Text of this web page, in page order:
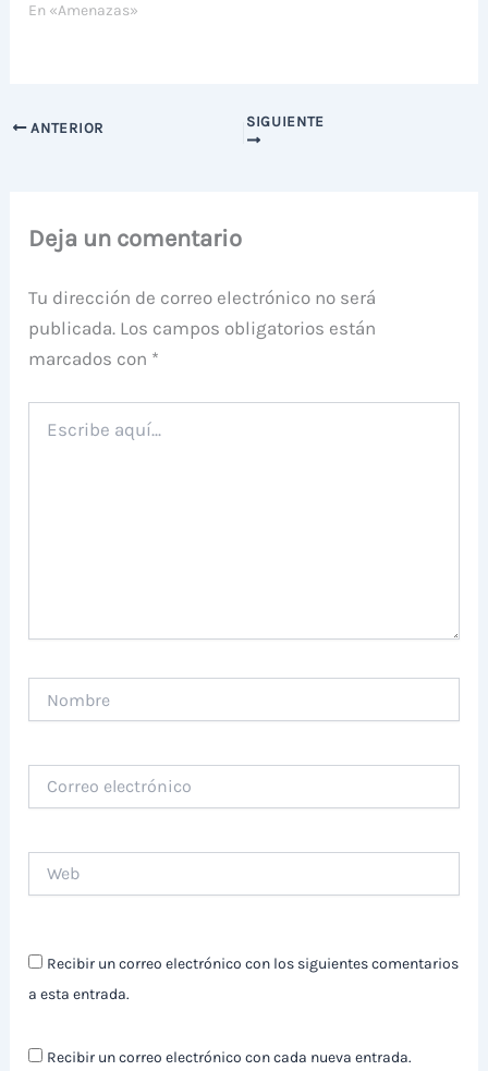
En «Amenazas»
ANTERIOR SIGUIENTE
Deja un comentario
Tu dirección de correo electrónico no será
publicada. Los campos obligatorios están
marcados con *
aquí...
electrónico
Recibir un correo electrónico con los siguientes comentarios
a esta entrada.
Recibir un correo electrónico con cada nueva entrada.